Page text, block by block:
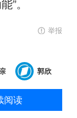
”。
举报
郭欣
阅读